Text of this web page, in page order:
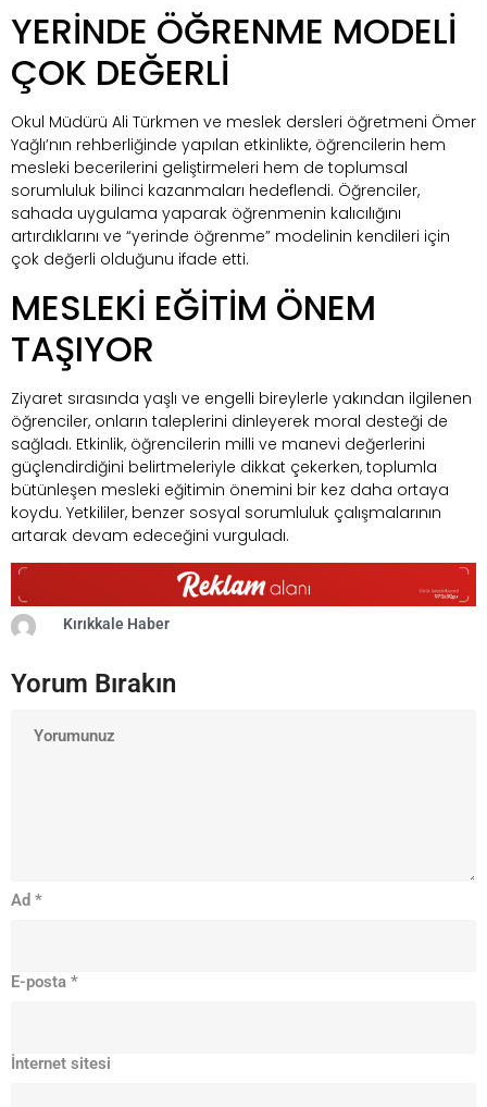
YERİNDE ÖĞRENME MODELİ
ÇOK DEĞERLİ
Okul Müdürü Ali Türkmen ve meslek dersleri öğretmeni Ömer
Yağlı’nın rehberliğinde yapılan etkinlikte, öğrencilerin hem
mesleki becerilerini geliştirmeleri hem de toplumsal
sorumluluk bilinci kazanmaları hedeflendi. Öğrenciler,
sahada uygulama yaparak öğrenmenin kalıcılığını
artırdıklarını ve “yerinde öğrenme” modelinin kendileri için
çok değerli olduğunu ifade etti.
MESLEKİ EĞİTİM ÖNEM
TAŞIYOR
Ziyaret sırasında yaşlı ve engelli bireylerle yakından ilgilenen
öğrenciler, onların taleplerini dinleyerek moral desteği de
sağladı. Etkinlik, öğrencilerin milli ve manevi değerlerini
güçlendirdiğini belirtmeleriyle dikkat çekerken, toplumla
bütünleşen mesleki eğitimin önemini bir kez daha ortaya
koydu. Yetkililer, benzer sosyal sorumluluk çalışmalarının
artarak devam edeceğini vurguladı.
Kırıkkale Haber
Yorum Bırakın
Ad *
E-posta *
İnternet sitesi